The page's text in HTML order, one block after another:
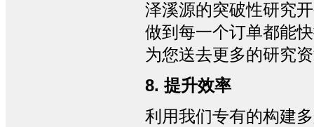
泽溪源的突破性研究
做到每一个订单都能
为您送去更多的研究
8. 提升效率
利用我们专有的构建